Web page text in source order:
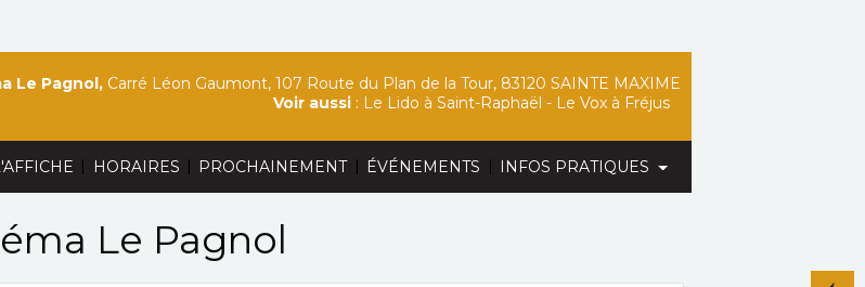
| HORAIRES | PROCHAINEMENT | ÉVÉNEMENTS | INFOS PRATIQUES
Le Pagnol, Carré Léon Gaumont, 107 Route du Plan de la Tour, 83120 SAINTE MAXIME
Voir aussi : Le Lido à Saint-Raphaël - Le Vox à Fréjus
Le Pagnol